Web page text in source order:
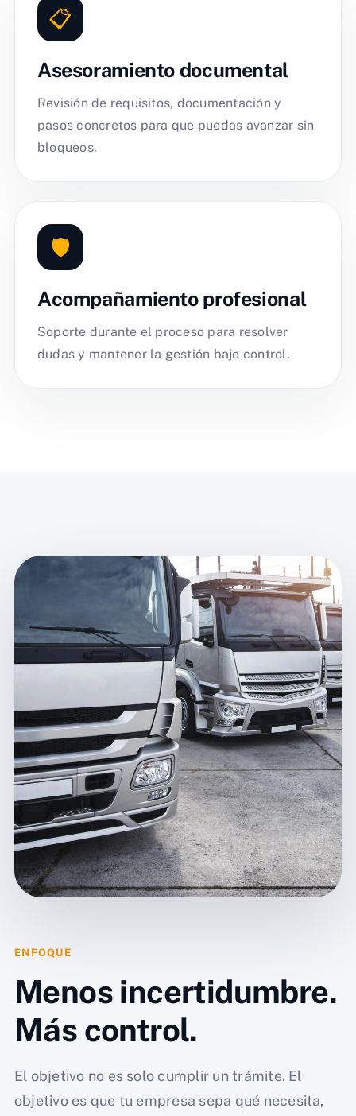
📋
Asesoramiento documental
Revisión de requisitos, documentación y
pasos concretos para que puedas avanzar sin
bloqueos.
🛡️
Acompañamiento profesional
Soporte durante el proceso para resolver
dudas y mantener la gestión bajo control.
ENFOQUE
Menos incertidumbre.
Más control.
El objetivo no es solo cumplir un trámite. El
objetivo es que tu empresa sepa qué necesita,